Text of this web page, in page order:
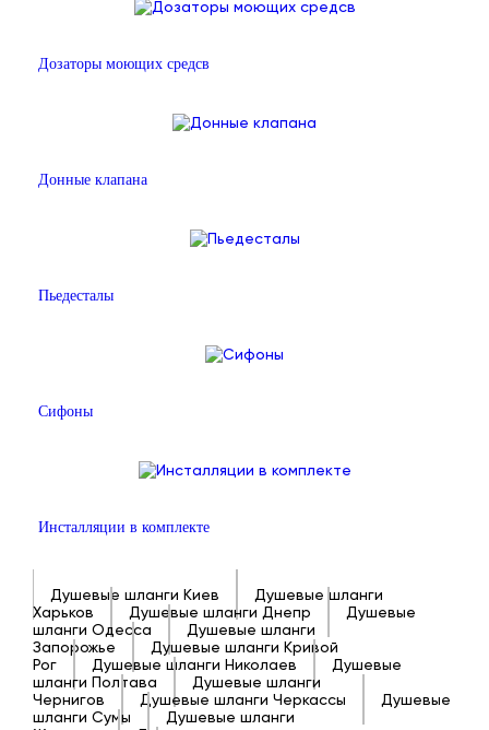
Дозаторы моющих средсв
Донные клапана
Пьедесталы
Сифоны
Инсталляции в комплекте
Душевые шланги Киев
Душевые шланги
Харьков
Душевые шланги Днепр
Душевые
шланги Одесса
Душевые шланги
Запорожье
Душевые шланги Кривой
Рог
Душевые шланги Николаев
Душевые
шланги Полтава
Душевые шланги
Чернигов
Душевые шланги Черкассы
Душевые
шланги Сумы
Душевые шланги